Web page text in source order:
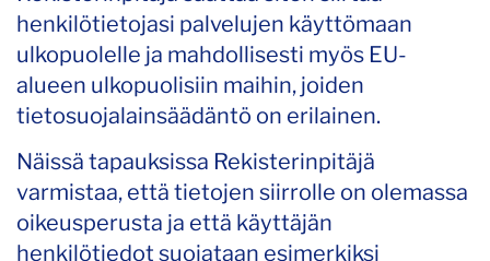
henkilötietojasi palvelujen käyttömaan
ulkopuolelle ja mahdollisesti myös EU-
alueen ulkopuolisiin maihin, joiden
tietosuojalainsäädäntö on erilainen.
Näissä tapauksissa Rekisterinpitäjä
varmistaa, että tietojen siirrolle on olemassa
oikeusperusta ja että käyttäjän
henkilötiedot suojataan esimerkiksi